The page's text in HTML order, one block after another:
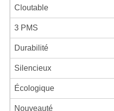
Cloutable
3 PMS
Durabilité
Silencieux
Écologique
Nouveauté